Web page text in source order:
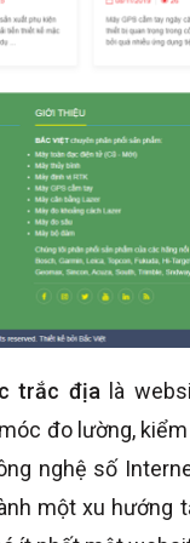
trắc địalà
đo lường,
nghệ số
một xu hướng